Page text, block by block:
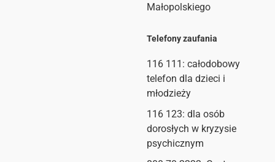
Małopolskiego
Telefony zaufania
116 111 : całodobowy
telefon dla dzieci i
młodzieży
116 123: dla osób
dorosłych w kryzysie
psychicznym